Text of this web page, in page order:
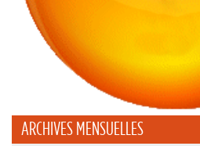
ARCHIVES MENSUELLES